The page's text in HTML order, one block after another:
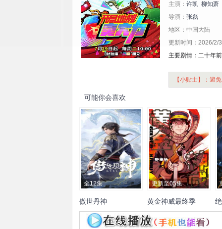
主演： 许凯 柳知萧
导演： 张磊
地区：中国大陆
更新时间：2026/2/
主要剧情：二十年
【小贴士】：避
可能你会喜欢
全12集
傲世丹神
杨天翔
更新至05集
黄金神威最终季
小林亲弘 白石晴香 伊藤健
太郎